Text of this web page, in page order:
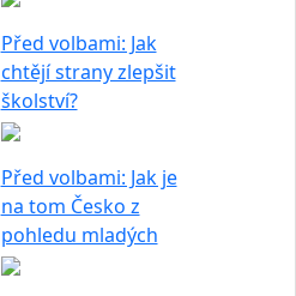
Před volbami: Jak
chtějí strany zlepšit
školství?
Před volbami: Jak je
na tom Česko z
pohledu mladých